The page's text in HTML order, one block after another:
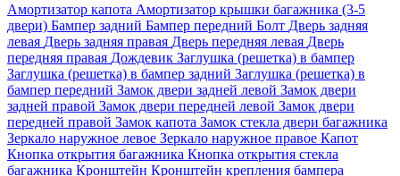
Амортизатор капота Амортизатор крышки багажника (3-5
двери) Бампер задний Бампер передний Болт Дверь задняя
левая Дверь задняя правая Дверь передняя левая Дверь
передняя правая Дождевик Заглушка (решетка) в бампер
Заглушка (решетка) в бампер задний Заглушка (решетка) в
бампер передний Замок двери задней левой Замок двери
задней правой Замок двери передней левой Замок двери
передней правой Замок капота Замок стекла двери багажника
Зеркало наружное левое Зеркало наружное правое Капот
Кнопка открытия багажника Кнопка открытия стекла
багажника Кронштейн Кронштейн крепления бампера